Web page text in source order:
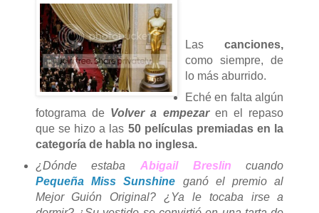
Lascanciones,
como siempre, de
lo más aburrido.
Eché en falta algún
fotograma de Volver a empezaren el repaso
que se hizo a las 50 películas premiadas en la
categoría de habla no inglesa.
¿Dónde estaba Abigail Breslin cuando
Pequeña Miss Sunshine ganó el premio al
Mejor Guión Original? ¿Ya le tocaba irse a